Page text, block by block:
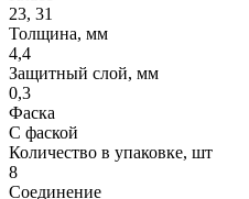
23, 31
Толщина, мм
4,4
Защитный слой, мм
0,3
Фаска
С фаской
Количество в упаковке, шт
8
Соединение